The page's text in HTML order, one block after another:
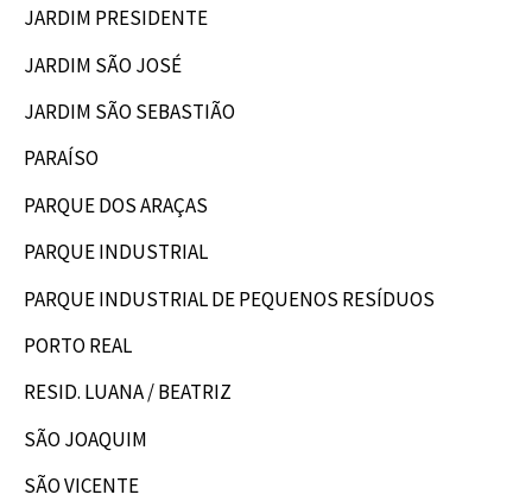
JARDIM PRESIDENTE
JARDIM SÃO JOSÉ
JARDIM SÃO SEBASTIÃO
PARAÍSO
PARQUE DOS ARAÇAS
PARQUE INDUSTRIAL
PARQUE INDUSTRIAL DE PEQUENOS RESÍDUOS
PORTO REAL
RESID. LUANA / BEATRIZ
SÃO JOAQUIM
SÃO VICENTE